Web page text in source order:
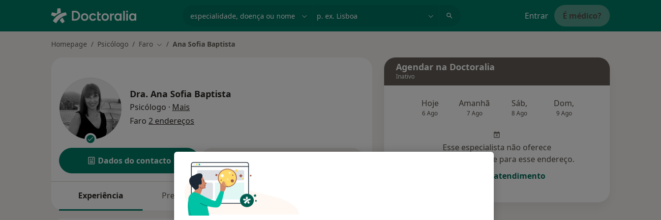
Entrar É médico?
Homepage Psicólogo Faro Mudar de cidade
Ana Sofia Baptista
Dra. Ana Sofia Baptista
Psicólogo · Mais
Faro 2 endereços
Dados do contacto Solicite um atendimento
Experiência Preços Consultórios
Agendar na Doctoralia
Inativo
Hoje
6 Ago
Amanhã
7 Ago
Sáb,
8 Ago
Dom,
9 Ago
Esse especialista não oferece
agendamento online para esse endereço.
Solicite um atendimento